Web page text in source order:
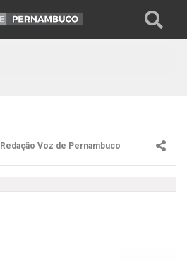
Redação Voz de Pernambuco